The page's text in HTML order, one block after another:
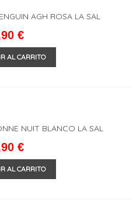
AGH ROSA LA SAL
€
AL CARRITO
NUIT BLANCO LA SAL
€
AL CARRITO